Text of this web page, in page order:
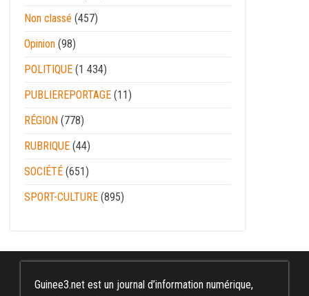
Non classé (457)
Opinion (98)
POLITIQUE (1 434)
PUBLIEREPORTAGE (11)
RÉGION (778)
RUBRIQUE (44)
SOCIÉTÉ (651)
SPORT-CULTURE (895)
Guinee3.net est un journal d’information numérique,